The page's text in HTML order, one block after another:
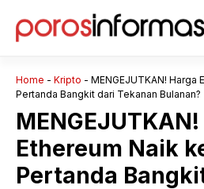
Home - Kripto - MENGEJUTKAN! Harga
Pertanda Bangkit dari Tekanan Bulanan?
Ethereum Naik
Pertanda